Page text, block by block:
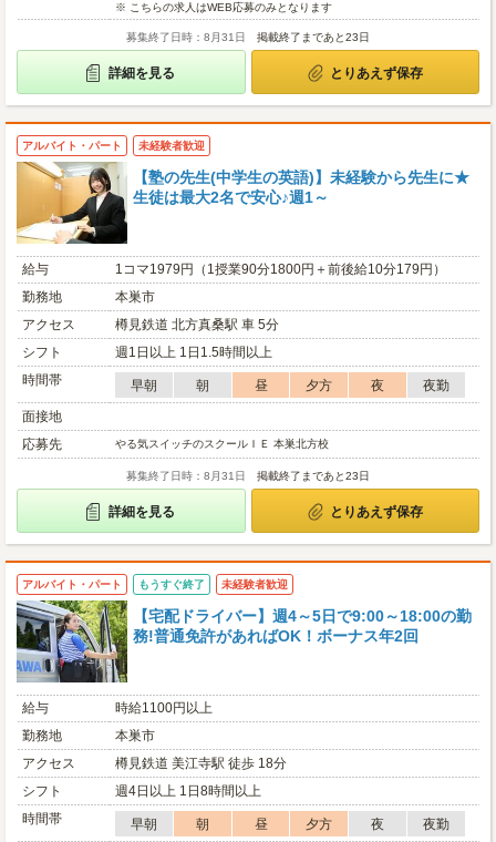
※ こちらの求人はWEB応募のみとなります
募集終了日時：8月31日 掲載終了まであと23日
詳細を見る とりあえず保存
アルバイト・パート 未経験者歓迎
【塾の先生(中学生の英語)】未経験から先生に★
生徒は最大2名で安心♪週1～
給与
1コマ1979円（1授業90分1800円＋前後給10分179円）
勤務地
本巣市
アクセス
樽見鉄道 北方真桑駅 車 5分
シフト
週1日以上 1日1.5時間以上
時間帯
早朝 朝 昼 夕方 夜
夜勤
面接地
応募先
やる気スイッチのスクールＩＥ 本巣北方校
募集終了日時：8月31日 掲載終了まであと23日
詳細を見る とりあえず保存
アルバイト・パート もうすぐ終了 未経験者歓迎
【宅配ドライバー】週4～5日で9:00～18:00の勤
務!普通免許があればOK！ボーナス年2回
給与
時給1100円以上
勤務地
本巣市
アクセス
樽見鉄道 美江寺駅 徒歩 18分
シフト
週4日以上 1日8時間以上
時間帯
早朝 朝 昼 夕方 夜
夜勤